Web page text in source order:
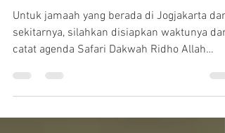
16 - 19 Juli 2018
Untuk jamaah yang berada di Jogjakarta dan
catat agenda Safari Dakwah Ridho Allah
pada...